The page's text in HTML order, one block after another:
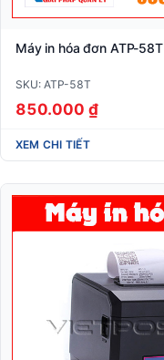
Máy in hóa đơn ATP-58T
SKU: ATP-58T
850.000 ₫
XEM CHI TIẾT